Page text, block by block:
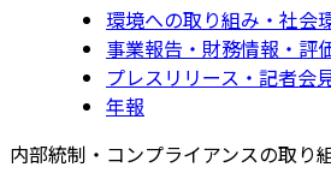
環境への取り組み・社会
事業報告・財務情報・評
プレスリリース・記者会
年報
内部統制・コンプライアンスの取り